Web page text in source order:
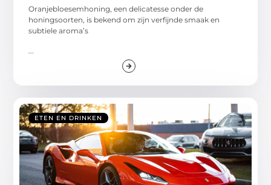
Oranjebloesemhoning, een delicatesse onder de
honingsoorten, is bekend om zijn verfijnde smaak en
subtiele aroma’s
ETEN EN DRINKEN